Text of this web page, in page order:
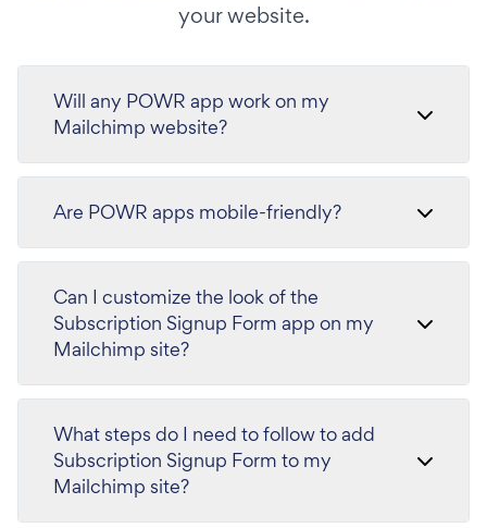
your website.
Will any POWR app work on my
Mailchimp website?
Are POWR apps mobile-friendly?
Can I customize the look of the
Subscription Signup Form app on my
Mailchimp site?
What steps do I need to follow to add
Subscription Signup Form to my
Mailchimp site?